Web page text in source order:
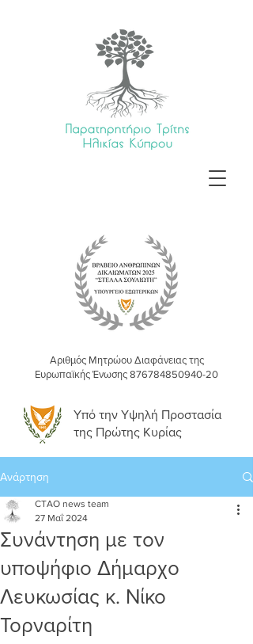
Αριθμός Μητρώου Διαφάνειας της
Ευρωπαϊκής Ένωσης 876784850940-20
Υπό την Υψηλή Προστασία
της Πρώτης Κυρίας
Ανάρτηση
Συνάντηση με τον
υποψήφιο Δήμαρχο
Λευκωσίας κ. Νίκο
Τορναρίτη
CTAO news team
27 Μαΐ 2024